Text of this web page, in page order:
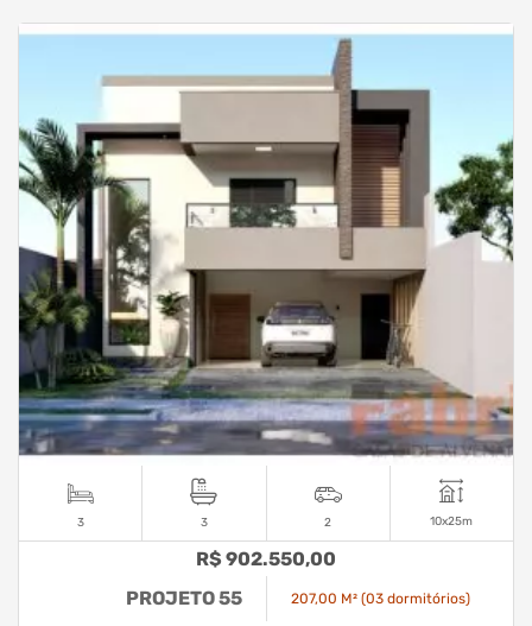
3 3 2 10x25m
R$ 902.550,00
PROJETO 55
207,00 M² (03 dormitórios)